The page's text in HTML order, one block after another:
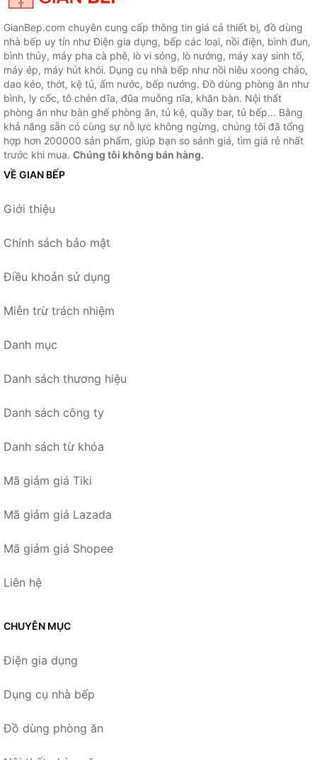
GianBep.com chuyên cung cấp thông tin giá cả thiết bị, đồ dùng
nhà bếp uy tín như Điện gia dụng, bếp các loại, nồi điện, bình đun,
bình thủy, máy pha cà phê, lò vi sóng, lò nướng, máy xay sinh tố,
máy ép, máy hút khói. Dụng cụ nhà bếp như nồi niêu xoong chảo,
dao kéo, thớt, kệ tủ, ấm nước, bếp nướng. Đồ dùng phòng ăn như
bình, ly cốc, tô chén dĩa, đũa muỗng nĩa, khăn bàn. Nội thất
phòng ăn như bàn ghế phòng ăn, tủ kệ, quầy bar, tủ bếp... Bằng
khả năng sẵn có cùng sự nỗ lực không ngừng, chúng tôi đã tổng
hợp hơn 200000 sản phẩm, giúp bạn so sánh giá, tìm giá rẻ nhất
trước khi mua. Chúng tôi không bán hàng.
VỀ GIAN BẾP
Giới thiệu
Chính sách bảo mật
Điều khoản sử dụng
Miễn trừ trách nhiệm
Danh mục
Danh sách thương hiệu
Danh sách công ty
Danh sách từ khóa
Mã giảm giá Tiki
Mã giảm giá Lazada
Mã giảm giá Shopee
Liên hệ
CHUYÊN MỤC
Điện gia dụng
Dụng cụ nhà bếp
Đồ dùng phòng ăn